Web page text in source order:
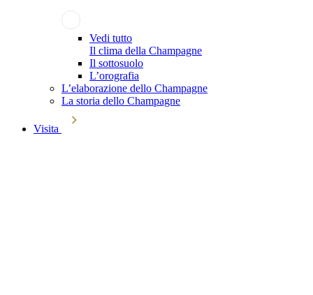
Vedi tutto
Il clima della Champagne
Il sottosuolo
L’orografia
L’elaborazione dello Champagne
La storia dello Champagne
Visita